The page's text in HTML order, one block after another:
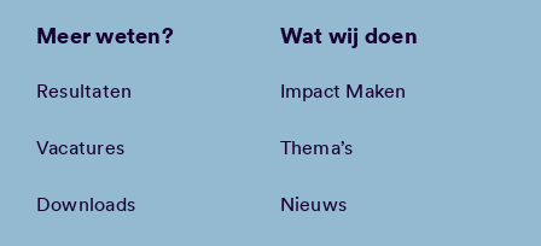
Meer weten?
Resultaten
Vacatures
Downloads
Wat wij doen
Impact Maken
Thema’s
Nieuws